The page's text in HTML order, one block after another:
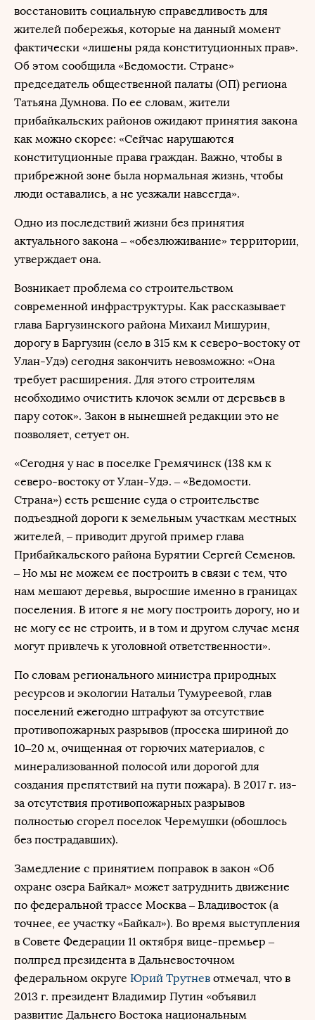
восстановить социальную справедливость для
жителей побережья, которые на данный момент
фактически «лишены ряда конституционных прав».
Об этом сообщила «Ведомости. Стране»
председатель общественной палаты (ОП) региона
Татьяна Думнова. По ее словам, жители
прибайкальских районов ожидают принятия закона
как можно скорее: «Сейчас нарушаются
конституционные права граждан. Важно, чтобы в
прибрежной зоне была нормальная жизнь, чтобы
люди оставались, а не уезжали навсегда».
Одно из последствий жизни без принятия
актуального закона – «обезлюживание» территории,
утверждает она.
Возникает проблема со строительством
современной инфраструктуры. Как рассказывает
глава Баргузинского района Михаил Мишурин,
дорогу в Баргузин (село в 315 км к северо-востоку от
Улан-Удэ) сегодня закончить невозможно: «Она
требует расширения. Для этого строителям
необходимо очистить клочок земли от деревьев в
пару соток». Закон в нынешней редакции это не
позволяет, сетует он.
«Сегодня у нас в поселке Гремячинск (138 км к
северо-востоку от Улан-Удэ. – «Ведомости.
Страна») есть решение суда о строительстве
подъездной дороги к земельным участкам местных
жителей, – приводит другой пример глава
Прибайкальского района Бурятии Сергей Семенов.
– Но мы не можем ее построить в связи с тем, что
нам мешают деревья, выросшие именно в границах
поселения. В итоге я не могу построить дорогу, но и
не могу ее не строить, и в том и другом случае меня
могут привлечь к уголовной ответственности».
По словам регионального министра природных
ресурсов и экологии Натальи Тумуреевой, глав
поселений ежегодно штрафуют за отсутствие
противопожарных разрывов (просека шириной до
10–20 м, очищенная от горючих материалов, с
минерализованной полосой или дорогой для
создания препятствий на пути пожара). В 2017 г. из-
за отсутствия противопожарных разрывов
полностью сгорел поселок Черемушки (обошлось
без пострадавших).
Замедление с принятием поправок в закон «Об
охране озера Байкал» может затруднить движение
по федеральной трассе Москва – Владивосток (а
точнее, ее участку «Байкал»). Во время выступления
в Совете Федерации 11 октября вице-премьер –
полпред президента в Дальневосточном
федеральном округе Юрий Трутнев отмечал, что в
2013 г. президент Владимир Путин «объявил
развитие Дальнего Востока национальным